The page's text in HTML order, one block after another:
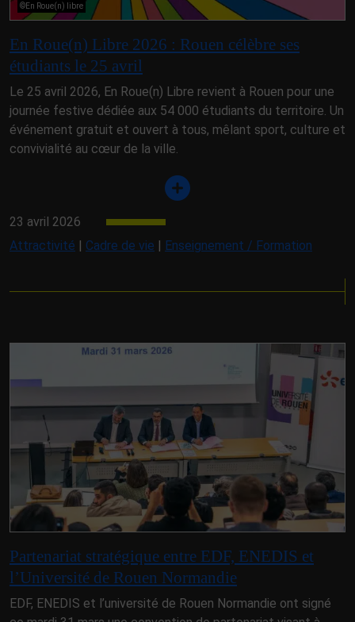
©En Roue(n) libre
En Roue(n) Libre 2026 : Rouen célèbre ses
étudiants le 25 avril
Le 25 avril 2026, En Roue(n) Libre revient à Rouen pour une
journée festive dédiée aux 54 000 étudiants du territoire. Un
événement gratuit et ouvert à tous, mêlant sport, culture et
convivialité au cœur de la ville.
23 avril 2026
Attractivité | Cadre de vie | Enseignement / Formation
Partenariat stratégique entre EDF, ENEDIS et
l’Université de Rouen Normandie
EDF, ENEDIS et l’université de Rouen Normandie ont signé